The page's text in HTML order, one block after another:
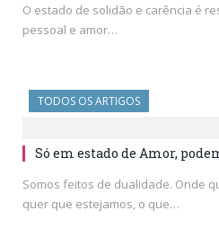
O estado de solidão e carência é
pessoal e amor…
TODOS OS ARTIGOS
Só em estado de Amor,
Somos feitos de dualidade. Onde
quer que estejamos, o que…